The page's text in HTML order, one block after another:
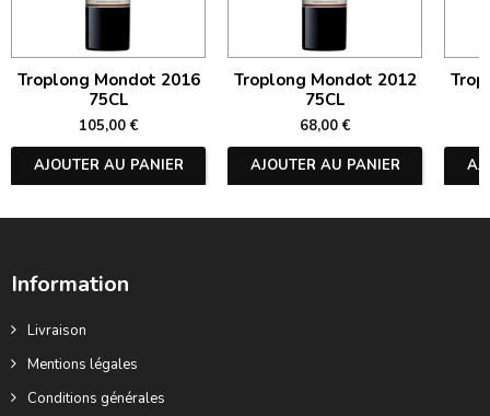
Troplong Mondot 2016
75CL
105,00 €
AJOUTER AU PANIER
Troplong Mondot 2012
75CL
68,00 €
AJOUTER AU PANIER
Information
Livraison
Mentions légales
Conditions générales